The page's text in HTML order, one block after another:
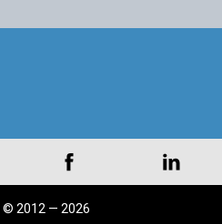
© 2012 — 2026